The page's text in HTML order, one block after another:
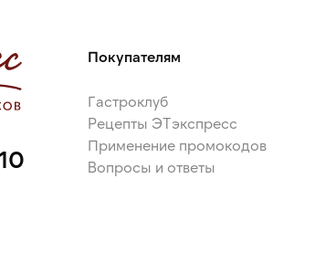
Покупателям
Гастроклуб
Рецепты ЭТэкспресс
Применение промокодов
Вопросы и ответы